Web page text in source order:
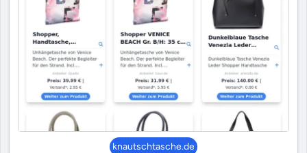
knautschtasche.de